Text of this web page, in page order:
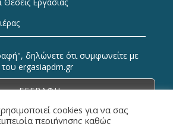
δηλώνετε ότι συμφωνείτε με
ergasiapdm.gr
cookies για να σας
περιήγησης καθώς